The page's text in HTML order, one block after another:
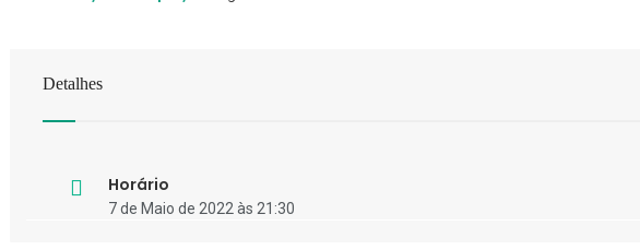
Detalhes
Horário
7 de Maio de 2022 às 21:30